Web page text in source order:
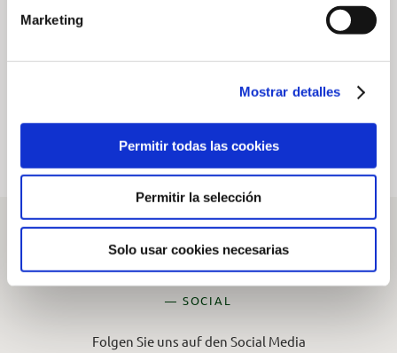
Marketing
Mostrar detalles
Permitir todas las cookies
Permitir la selección
Solo usar cookies necesarias
Golf Son Vida
Mallorca
20. Juli 2026
— SOCIAL
Folgen Sie uns auf den Social Media